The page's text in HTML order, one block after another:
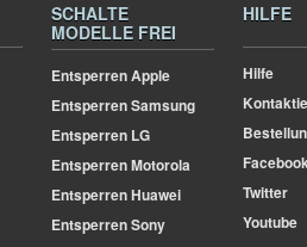
SCHALTE
MODELLE FREI
Entsperren Apple
Entsperren Samsung
Entsperren LG
Entsperren Motorola
Entsperren Huawei
Entsperren Sony
HILFE
Hilfe
Twitter
Youtube